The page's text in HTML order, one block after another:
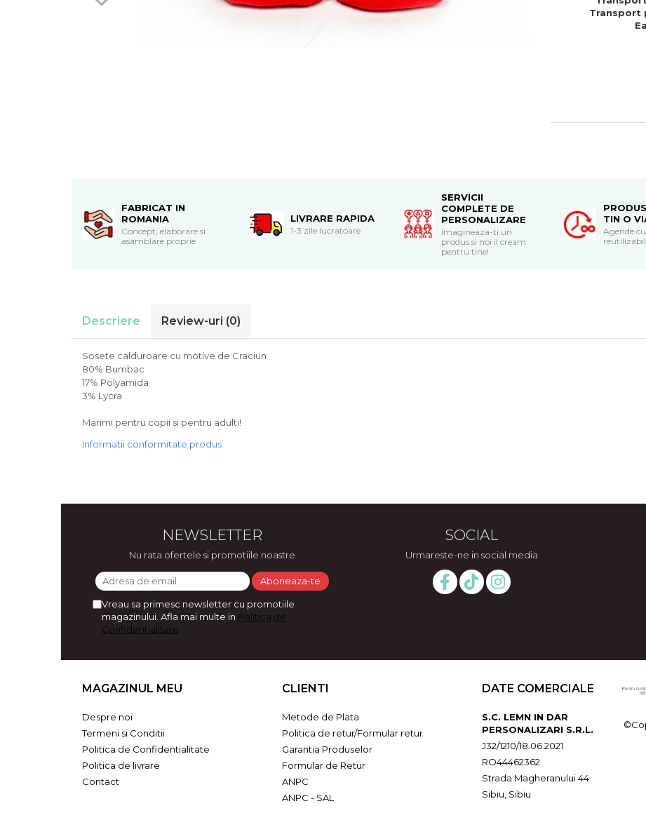
Produse personalizate pentru
nunti si botezuri
Cadouri pentru profesori
Cadouri pentru EL
Cadouri pentru iubit
Cadouri pentru iubita
Cadouri pentru cea mai buna
Ateliere - planse cu nisip colorat
Transport
FABRICAT IN
ROMANIA
Concept, elaborare si
asamblare proprie
LIVRARE RAPIDA
1-3 zile lucratoare
SERVICII
COMPLETE DE
PERSONALIZARE
Imagineaza-ti un
produs si noi il cream
pentru tine!
TIN O
Agende
Descriere Review-uri (0)
Sosete calduroare cu motive de Craciun
80% Bumbac
17% Polyamida
3% Lycra
Marimi pentru copii si pentru adulti!
Informatii conformitate produs
NEWSLETTER
Nu rata ofertele si promotiile noastre
Vreau sa primesc newsletter cu promotiile
magazinului. Afla mai multe in Politica de
Confidentialitate
SOCIAL
Urmareste-ne in social media
MAGAZINUL MEU
Despre noi
Termeni si Conditii
Politica de Confidentialitate
Politica de livrare
Contact
CLIENTI
Metode de Plata
Politica de retur/Formular retur
Garantia Produselor
Formular de Retur
ANPC
ANPC - SAL
DATE COMERCIALE
S.C. LEMN IN DAR
PERSONALIZARI S.R.L.
J32/1210/18.06.2021
RO44462362
Strada Magheranului 44
Sibiu, Sibiu